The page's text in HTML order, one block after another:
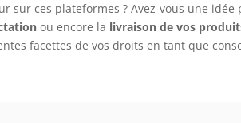
sur ces plateformes ? Avez-vous une
ou encore la livraison de vos
facettes de vos droits en tant que